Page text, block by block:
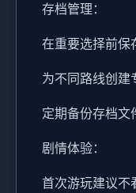
存档管理：
在重要选择前保
为不同路线创建
定期备份存档文
剧情体验：
首次游玩建议不